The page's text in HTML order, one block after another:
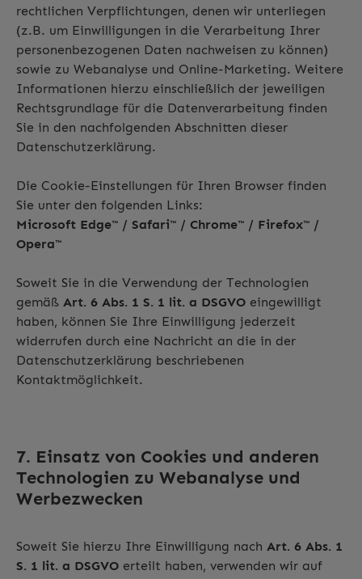
rechtlichen Verpflichtungen, denen wir unterliegen
(z.B. um Einwilligungen in die Verarbeitung Ihrer
personenbezogenen Daten nachweisen zu können)
sowie zu Webanalyse und Online-Marketing. Weitere
Informationen hierzu einschließlich der jeweiligen
Rechtsgrundlage für die Datenverarbeitung finden
Sie in den nachfolgenden Abschnitten dieser
Datenschutzerklärung.
Die Cookie-Einstellungen für Ihren Browser finden
Sie unter den folgenden Links:
Microsoft Edge™ / Safari™ / Chrome™ / Firefox™ /
Opera™
Soweit Sie in die Verwendung der Technologien
gemäß Art. 6 Abs. 1 S. 1 lit. a DSGVO eingewilligt
haben, können Sie Ihre Einwilligung jederzeit
widerrufen durch eine Nachricht an die in der
Datenschutzerklärung beschriebenen
Kontaktmöglichkeit.
7. Einsatz von Cookies und anderen
Technologien zu Webanalyse und
Werbezwecken
Soweit Sie hierzu Ihre Einwilligung nach Art. 6 Abs. 1
S. 1 lit. a DSGVO erteilt haben, verwenden wir auf